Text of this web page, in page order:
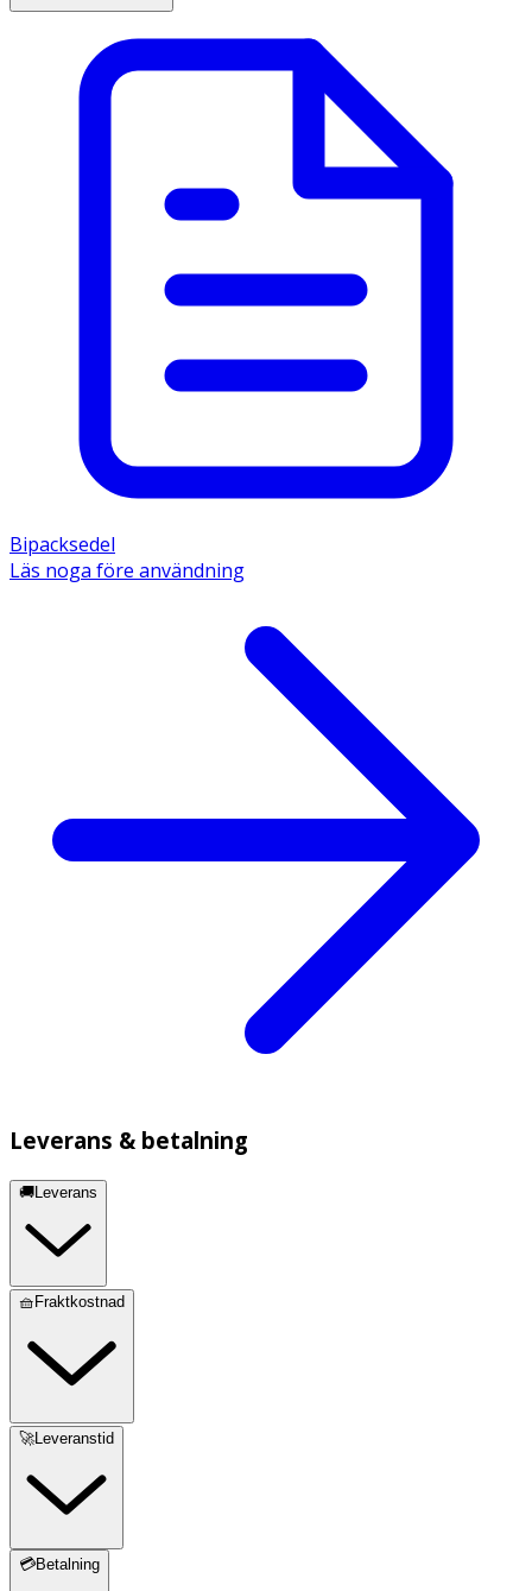
Bipacksedel
Läs noga före användning
Leverans & betalning
🚚Leverans
🧺Fraktkostnad
🚀Leveranstid
💳Betalning